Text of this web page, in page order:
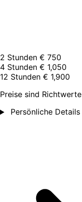
2 Stunden € 750
4 Stunden € 1,050
12 Stunden € 1,900
Preise sind Richtwerte
Persönliche Details